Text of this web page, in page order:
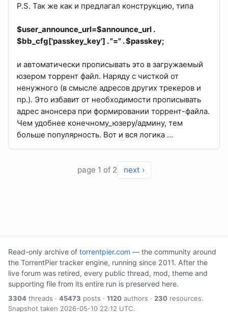
P.S. Так же как и предлагал конструкцию, типа
$user_announce_url=$announce_url .
$bb_cfg['passkey_key'] . "=" . $passkey;
и автоматически прописывать это в загружаемый
юзером торрент файл. Наряду с чисткой от
ненужного (в смысле адресов других трекеров и
пр.). Это избавит от необходимости прописывать
адрес анонсера при формировании торрент-файла.
Чем удобнее конечному_юзеру/админу, тем
больше популярность. Вот и вся логика ...
page 1 of 2 next ›
Read-only archive of torrentpier.com — the community around
the TorrentPier tracker engine, running since 2011. After the
live forum was retired, every public thread, mod, theme and
supporting file from its entire run is preserved here.
3304 threads · 45473 posts · 1120 authors · 230 resources.
Snapshot taken 2026-05-10 22:12 UTC.